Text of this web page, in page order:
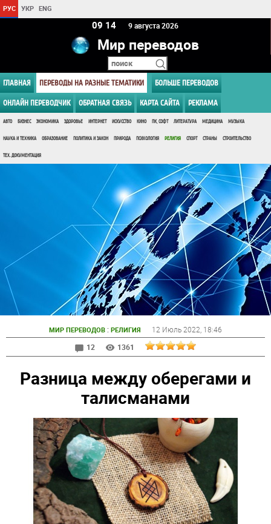
РУС УКР ENG
09:14 9 августа 2026
Мир переводов
ГЛАВНАЯ ПЕРЕВОДЫ НА РАЗНЫЕ ТЕМАТИКИ БОЛЬШЕ ПЕРЕВОДОВ
ОНЛАЙН ПЕРЕВОДЧИК ОБРАТНАЯ СВЯЗЬ КАРТА САЙТА РЕКЛАМА
АВТО БИЗНЕС ЭКОНОМИКА ЗДОРОВЬЕ ИНТЕРНЕТ ИСКУССТВО КИНО ПК, СОФТ ЛИТЕРАТУРА МЕДИЦИНА МУЗЫКА
НАУКА И ТЕХНИКА ОБРАЗОВАНИЕ ПОЛИТИКА И ЗАКОН ПРИРОДА ПСИХОЛОГИЯ РЕЛИГИЯ СПОРТ СТРАНЫ СТРОИТЕЛЬСТВО
ТЕХ. ДОКУМЕНТАЦИЯ
МИР ПЕРЕВОДОВ : РЕЛИГИЯ 12 Июль 2022 , 18:46
12
1361
Разница между оберегами и
талисманами